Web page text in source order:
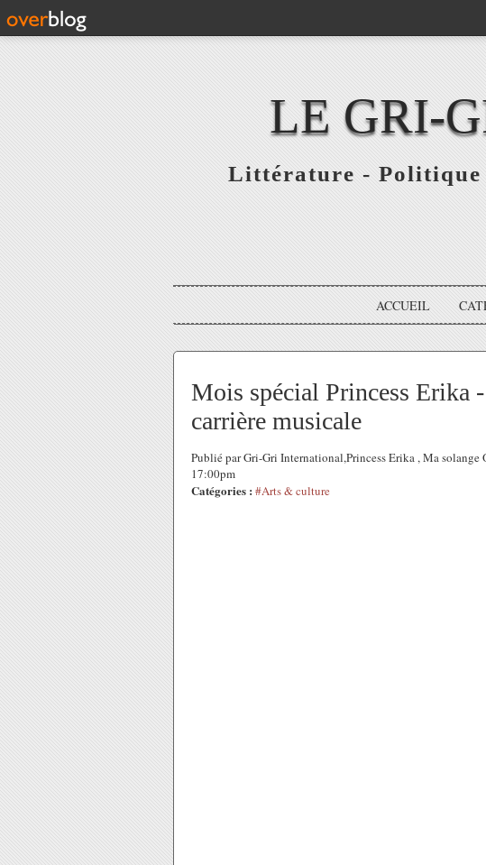
LE GRI-
Littérature - Politique
ACCUEIL
Mois spécial Princess Erika
carrière musicale
Publié par Gri-Gri International,Princess Erika , Ma solange
17:00pm
Catégories : #Arts & culture